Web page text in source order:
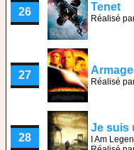
26 Tenet
Réalisé
27
Réalisé
28
Je suis
I Am